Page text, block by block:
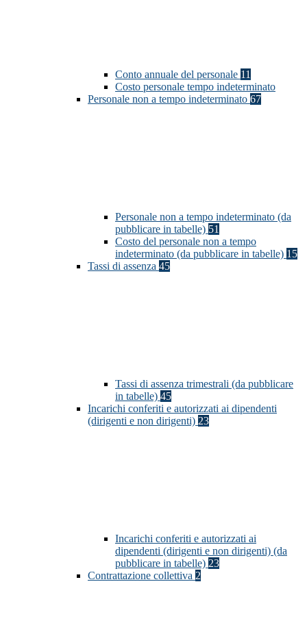
Conto annuale del personale 11
Costo personale tempo indeterminato
Personale non a tempo indeterminato 67
Personale non a tempo indeterminato (da
pubblicare in tabelle) 51
Costo del personale non a tempo
indeterminato (da pubblicare in tabelle) 15
Tassi di assenza 45
Tassi di assenza trimestrali (da pubblicare
in tabelle) 45
Incarichi conferiti e autorizzati ai dipendenti
(dirigenti e non dirigenti) 23
Incarichi conferiti e autorizzati ai
dipendenti (dirigenti e non dirigenti) (da
pubblicare in tabelle) 23
Contrattazione collettiva 2